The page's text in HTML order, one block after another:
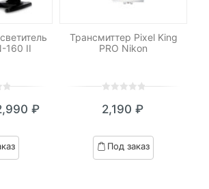
160 II
₽
₽.
Трансмиттер Pixel King
PRO Nikon
out
based
on
2,190 ₽
Под заказ